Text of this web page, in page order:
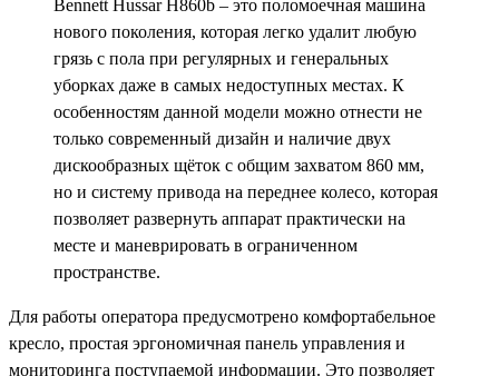
Bennett Hussar H860b – это поломоечная машина
нового поколения, которая легко удалит любую
грязь с пола при регулярных и генеральных
уборках даже в самых недоступных местах. К
особенностям данной модели можно отнести не
только современный дизайн и наличие двух
дискообразных щёток с общим захватом 860 мм,
но и систему привода на переднее колесо, которая
позволяет развернуть аппарат практически на
месте и маневрировать в ограниченном
пространстве.
Для работы оператора предусмотрено комфортабельное
кресло, простая эргономичная панель управления и
мониторинга поступаемой информации. Это позволяет